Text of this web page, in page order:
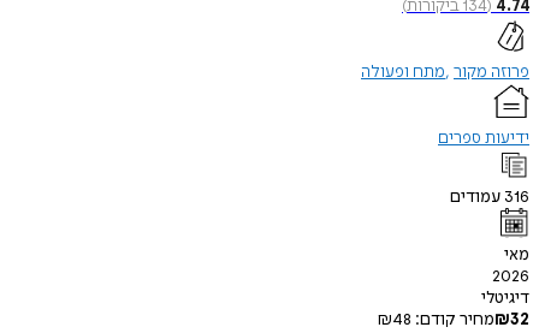
134 ביקורות)
מקור מתח ופעולה
ספרים
קודם:
₪48